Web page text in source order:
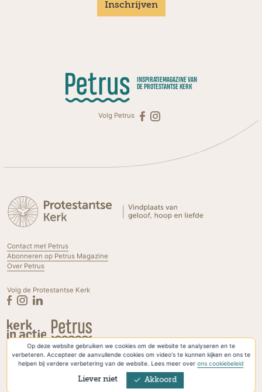
Op deze website gebruiken we cookies om de website te analyseren en te
verbeteren. Accepteer de aanvullende cookies om video's te kunnen kijken en ons te
helpen bij verdere verbetering van de website. Lees meer overons cookiebeleid
Liever niet Akkoord
Inschrijven
INSPIRATIEMAGAZINE VAN
DE PROTESTANTSE KERK
Volg Petrus
Contact met Petrus
Abonneren op Petrus Magazine
Over Petrus
Volg de Protestantse Kerk
Privacyverklaring & Cookies